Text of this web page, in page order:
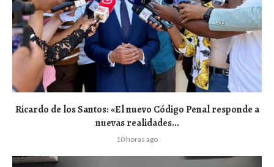
Ricardo de los Santos: «El nuevo Código Penal responde a
nuevas realidades...
10 horas ago